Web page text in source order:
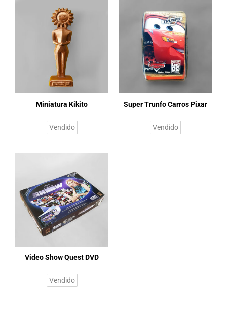
Miniatura Kikito
Vendido
Super Trunfo Carros Pixar
Vendido
Video Show Quest DVD
Vendido